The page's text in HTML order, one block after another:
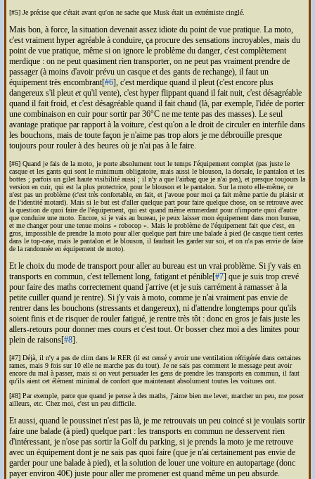
[#5] Je précise que c'était avant qu'on ne sache que Musk était un extrémiste cinglé.
Mais bon, à force, la situation devenait assez idiote du point de vue pratique. La moto,
c'est vraiment hyper agréable à conduire, ça procure des sensations incroyables, mais du
point de vue pratique, même si on ignore le problème du danger, c'est complètement
merdique : on ne peut quasiment rien transporter, on ne peut pas vraiment prendre de
passager (à moins d'avoir prévu un casque et des gants de rechange), il faut un
équipement très encombrant[#6], c'est merdique quand il pleut (c'est encore plus
dangereux s'il pleut etqu'il vente), c'est hyper flippant quand il fait nuit, c'est désagréable
quand il fait froid, et c'est désagréable quand il fait chaud (là, par exemple, l'idée de porter
une combinaison en cuir pour sortir par 36°C ne me tente pas des masses). Le seul
avantage pratique par rapport à la voiture, c'est qu'on a le droit de circuler en interfile dans
les bouchons, mais de toute façon je n'aime pas trop alors je me débrouille presque
toujours pour rouler à des heures où je n'ai pas à le faire.
[#6] Quand je fais de la moto, je porte absolument tout le temps l'équipement complet (pas juste le
casque et les gants qui sont le minimum obligatoire, mais aussi le blouson, la dorsale, le pantalon et les
bottes ; parfois un gilet haute visibilité aussi ; il n'y a que l'airbag que je n'ai pas), et presque toujours la
version en cuir, qui est la plus protectrice, pour le blouson et le pantalon. Sur la moto elle-même, ce
n'est pas un problème (c'est très confortable, en fait, et j'avoue pour moi ça fait même partie du plaisir et
de l'identité motard). Mais si le but est d'aller quelque part pour faire quelque chose, on se retrouve avec
la question de quoi faire de l'équipement, qui est quand même emmerdant pour n'importe quoi d'autre
que conduire une moto. Encore, si je vais au bureau, je peux laisser mon équipement dans mon bureau,
et me changer pour une tenue moins « robocop ». Mais le problème de l'équipement fait que c'est, en
gros, impossible de prendre la moto pour aller quelque part faire une balade à pied (le casque tient certes
dans le top-case, mais le pantalon et le blouson, il faudrait les garder sur soi, et on n'a pas envie de faire
de la randonnée en équipement de moto).
Et le choix du mode de transport pour aller au bureau est un vrai problème. Si j'y vais en
transports en commun, c'est tellement long, fatigant et pénible[#7] que je suis trop crevé
pour faire des maths correctement quand j'arrive (et je suis carrément à ramasser à la
petite cuiller quand je rentre). Si j'y vais à moto, comme je n'ai vraiment pas envie de
rentrer dans les bouchons (stressants et dangereux), ni d'attendre longtemps pour qu'ils
soient finis et de risquer de rouler fatigué, je rentre très tôt : donc en gros je fais juste les
allers-retours pour donner mes cours et c'est tout. Or bosser chez moi a des limites pour
plein de raisons[#8].
[#7] Déjà, il n'y a pas de clim dans le RER (il est censé y avoir une ventilation réfrigérée dans certaines
rames, mais 9 fois sur 10 elle ne marche pas du tout). Je ne sais pas comment le message peut avoir
encore du mal à passer, mais si on veut persuader les gens de prendre les transports en commun, il faut
qu'ils aient cet élément minimal de confort que maintenant absolument toutes les voitures ont.
[#8] Par exemple, parce que quand je pense à des maths, j'aime bien me lever, marcher un peu, me poser
ailleurs, etc. Chez moi, c'est un peu difficile.
Et aussi, quand le poussinet n'est pas là, je me retrouvais un peu coincé si je voulais sortir
faire une balade (à pied) quelque part : les transports en commun ne desservent rien
d'intéressant, je n'ose pas sortir la Golf du parking, si je prends la moto je me retrouve
avec un équipement dont je ne sais pas quoi faire (que je n'ai certainement pas envie de
garder pour une balade à pied), et la solution de louer une voiture en autopartage (donc
payer environ 40€) juste pour aller me promener est quand même un peu absurde.